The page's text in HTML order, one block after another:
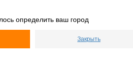
определить ваш город
Закрыть